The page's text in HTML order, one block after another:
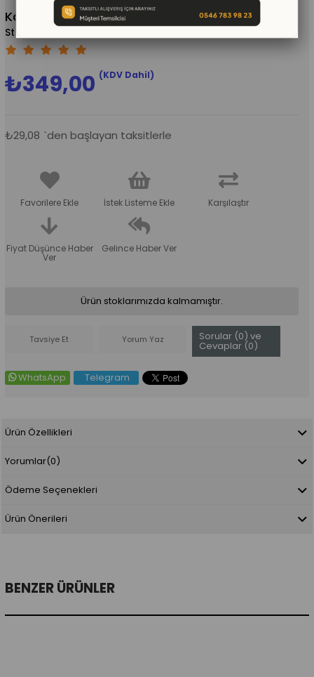
Kademeli Boncuk Sıralama
₺349,00 (KDV Dahil)
₺29,08 `den başlayan taksitlerle
Favorilere Ekle İstek Listeme Ekle Karşılaştır
Fiyat Düşünce Haber
Ver
Gelince Haber Ver
Ürün stoklarımızda kalmamıştır.
Tavsiye Et Yorum Yaz Sorular (0) ve
Cevaplar (0)
WhatsApp Telegram
Ürün Özellikleri
Yorumlar(0)
Ödeme Seçenekleri
Ürün Önerileri
BENZER ÜRÜNLER